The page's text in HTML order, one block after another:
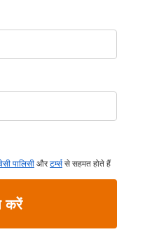
पालिसीऔरटर्म्ससे सहमत होते हैं
करें